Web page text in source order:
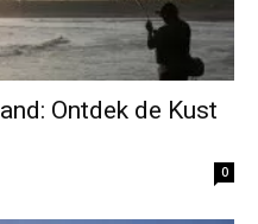
Ontdek de Kust
0